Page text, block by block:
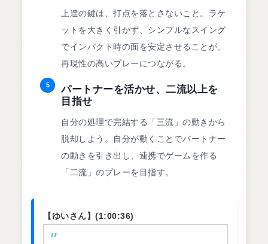
上達の鍵は、打点を落とさないこと。ラケ
ットを大きく引かず、シンプルなスイング
でインパクト時の面を安定させることが、
再現性の高いプレーにつながる。
5
パートナーを活かせ、二流以上を
目指せ
自分の処理で完結する「三流」の動きから
脱却しよう。自分が動くことでパートナー
の動きを引き出し、連携でゲームを作る
「二流」のプレーを目指す。
【ゆいさん】(1:00:36)